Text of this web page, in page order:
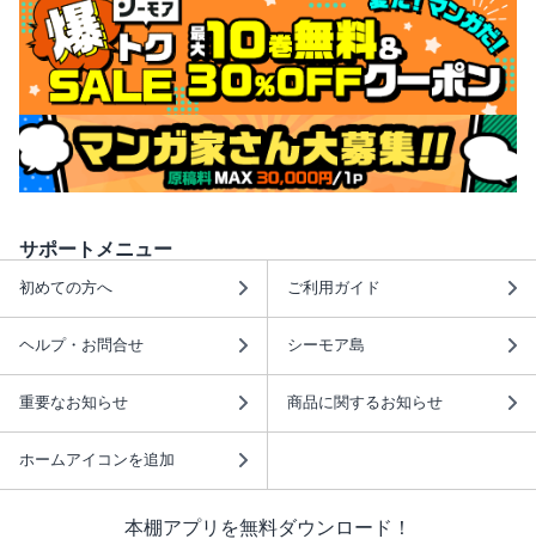
サポートメニュー
初めての方へ ご利用ガイド
ヘルプ・お問合せ シーモア島
重要なお知らせ 商品に関するお知らせ
ホームアイコンを追加
本棚アプリを無料ダウンロード！